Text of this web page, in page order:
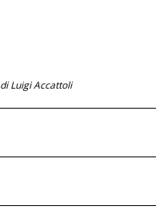
di Luigi Accattoli